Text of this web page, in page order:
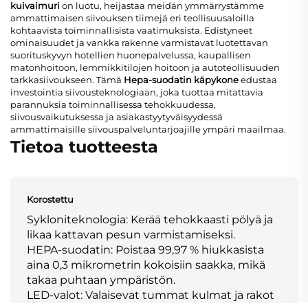
kuivaimuri on luotu, heijastaa meidän ymmärrystämme
ammattimaisen siivouksen tiimejä eri teollisuusaloilla
kohtaavista toiminnallisista vaatimuksista. Edistyneet
ominaisuudet ja vankka rakenne varmistavat luotettavan
suorituskyvyn hotellien huonepalvelussa, kaupallisen
matonhoitoon, lemmikkitilojen hoitoon ja autoteollisuuden
tarkkasiivoukseen. Tämä Hepa-suodatin käpykoneedustaa
investointia siivousteknologiaan, joka tuottaa mitattavia
parannuksia toiminnallisessa tehokkuudessa,
siivousvaikutuksessa ja asiakastyytyväisyydessä
ammattimaisille siivouspalveluntarjoajille ympäri maailmaa.
Tietoa tuotteesta
Korostettu
Sykloniteknologia: Kerää tehokkaasti pölyä ja
likaa kattavan pesun varmistamiseksi.
HEPA-suodatin: Poistaa 99,97 % hiukkasista
aina 0,3 mikrometrin kokoisiin saakka, mikä
takaa puhtaan ympäristön.
LED-valot: Valaisevat tummat kulmat ja rakot